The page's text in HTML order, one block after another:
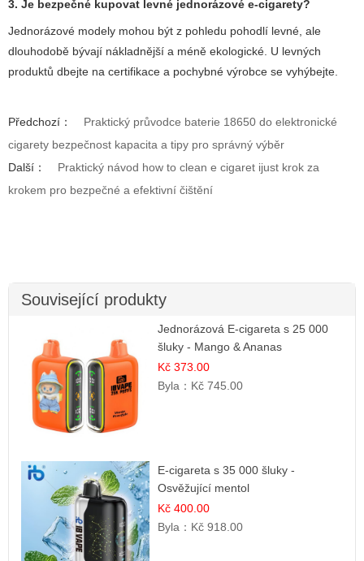
3. Je bezpečné kupovat levné jednorázové e-cigarety?
Jednorázové modely mohou být z pohledu pohodlí levné, ale
dlouhodobě bývají nákladnější a méně ekologické. U levných
produktů dbejte na certifikace a pochybné výrobce se vyhýbejte.
Předchozí：
Praktický průvodce baterie 18650 do elektronické
cigarety bezpečnost kapacita a tipy pro správný výběr
Další：
Praktický návod how to clean e cigaret ijust krok za
krokem pro bezpečné a efektivní čištění
Související produkty
Jednorázová E-cigareta s 25 000
šluky - Mango & Ananas
Kč 373.00
Byla： Kč 745.00
E-cigareta s 35 000 šluky -
Osvěžující mentol
Kč 400.00
Byla： Kč 918.00